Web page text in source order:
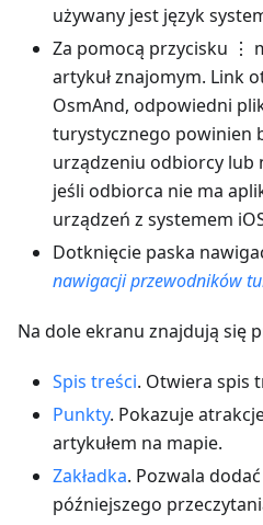
używany jest język
Za pomocą przycisku ⋮
artykuł znajomym. Link
OsmAnd, odpowiedni
turystycznego powinien
urządzeniu odbiorcy lub
jeśli odbiorca nie ma
urządzeń z systemem
Dotknięcie paska
nawigacji przewodników
Na dole ekranu znajdują się
Spis treści. Otwiera spis
Punkty. Pokazuje
artykułem na mapie.
Zakładka. Pozwala
późniejszego